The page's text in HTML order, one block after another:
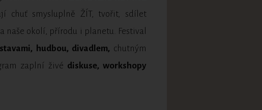
chuť smysluplně ŽÍT, tvořit, sdílet
naše okolí, přírodu i planetu. Festival
hudbou, divadlem, chutným
zaplní živé diskuse, workshopy